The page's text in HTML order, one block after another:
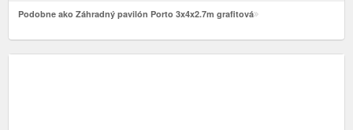
Podobne ako Záhradný pavilón Porto 3x4x2.7m grafitová